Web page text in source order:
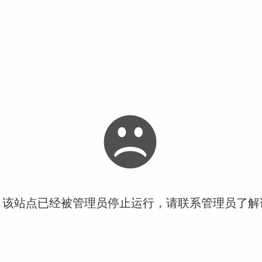
站点已经被管理员停止运行，请联系管理员了